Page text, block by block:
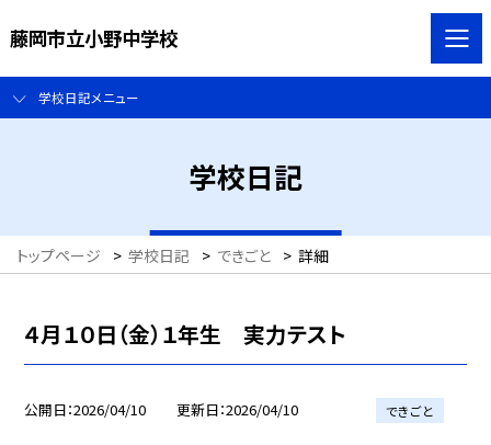
藤岡市立小野中学校
学校日記メニュー
学校日記
トップページ > 学校日記 > できごと > 詳細
４月１０日（金）１年生 実力テスト
公開日 2026/04/10 更新日 2026/04/10 できごと